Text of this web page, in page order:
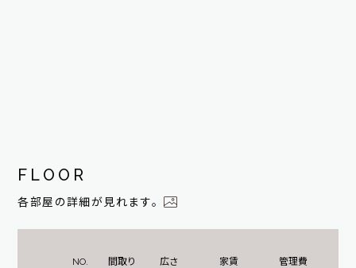
FLOOR
各部屋の詳細が見れます。
NO. 間取り 広さ 家賃 管理費